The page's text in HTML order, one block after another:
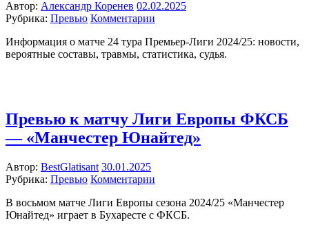
Автор: Александр Коренев 02.02.2025
Рубрика: Превью Комментарии
Информация о матче 24 тура Премьер-Лиги 2024/25: новости,
вероятные составы, травмы, статистика, судья.
Превью к матчу Лиги Европы ФКСБ
— «Манчестер Юнайтед»
Автор: BestGlatisant 30.01.2025
Рубрика: Превью Комментарии
В восьмом матче Лиги Европы сезона 2024/25 «Манчестер
Юнайтед» играет в Бухаресте с ФКСБ.